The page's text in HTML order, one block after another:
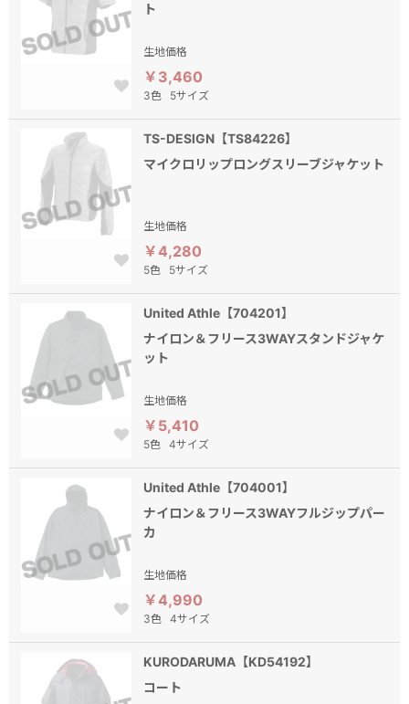
ト
生地価格
￥3,460
3色 5サイズ
TS-DESIGN【TS84226】
マイクロリップロングスリーブジャケット
生地価格
￥4,280
5色 5サイズ
United Athle【704201】
ナイロン＆フリース3WAYスタンドジャケ
ット
生地価格
￥5,410
5色 4サイズ
United Athle【704001】
ナイロン＆フリース3WAYフルジップパー
カ
生地価格
￥4,990
3色 4サイズ
KURODARUMA【KD54192】
コート